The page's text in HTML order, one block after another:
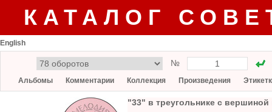
КАТАЛОГ
English
№
Альбомы Комментарии Коллекция Произведения
"33" в треугольнике с вершиной